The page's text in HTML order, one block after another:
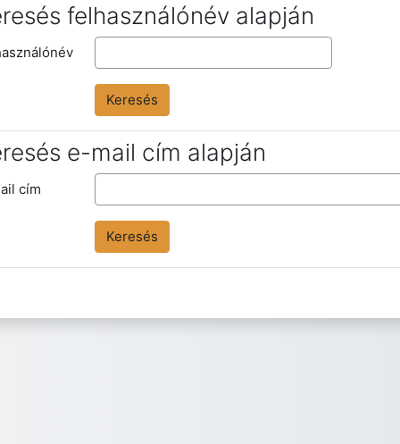
felhasználónév alapján
felhasználónév alapján
e-mail cím alapján
e-mail cím alapján
cím